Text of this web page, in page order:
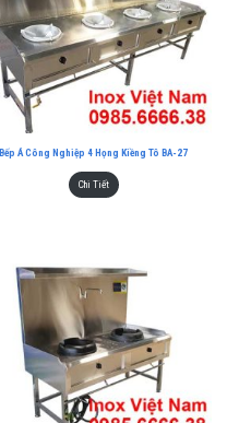
Bếp Á Công Nghiệp 4 Họng Kiềng Tô BA-27
Chi Tiết